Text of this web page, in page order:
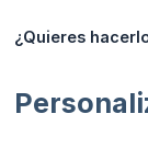
¿Quieres